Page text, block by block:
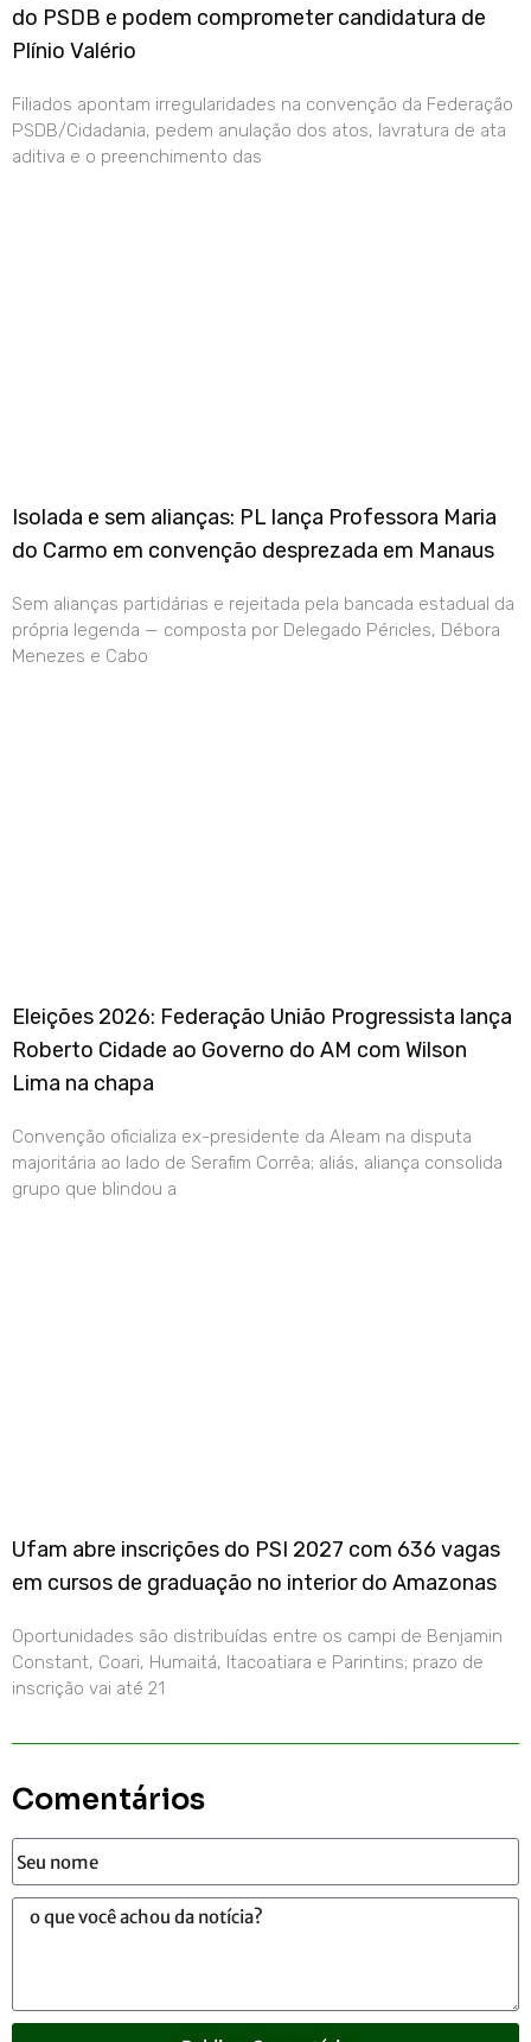
do PSDB e podem comprometer candidatura de
Plínio Valério
Filiados apontam irregularidades na convenção da Federação
PSDB/Cidadania, pedem anulação dos atos, lavratura de ata
aditiva e o preenchimento das
Isolada e sem alianças: PL lança Professora Maria
do Carmo em convenção desprezada em Manaus
Sem alianças partidárias e rejeitada pela bancada estadual da
própria legenda — composta por Delegado Péricles, Débora
Menezes e Cabo
Eleições 2026: Federação União Progressista lança
Roberto Cidade ao Governo do AM com Wilson
Lima na chapa
Convenção oficializa ex-presidente da Aleam na disputa
majoritária ao lado de Serafim Corrêa; aliás, aliança consolida
grupo que blindou a
Ufam abre inscrições do PSI 2027 com 636 vagas
em cursos de graduação no interior do Amazonas
Oportunidades são distribuídas entre os campi de Benjamin
Constant, Coari, Humaitá, Itacoatiara e Parintins; prazo de
inscrição vai até 21
Comentários